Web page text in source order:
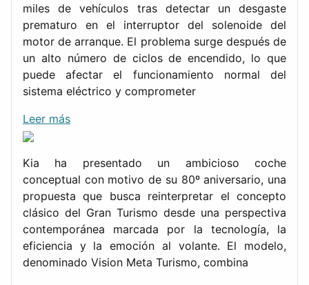
miles de vehículos tras detectar un desgaste
prematuro en el interruptor del solenoide del
motor de arranque. El problema surge después de
un alto número de ciclos de encendido, lo que
puede afectar el funcionamiento normal del
sistema eléctrico y comprometer
Leer más
Kia ha presentado un ambicioso coche
conceptual con motivo de su 80º aniversario, una
propuesta que busca reinterpretar el concepto
clásico del Gran Turismo desde una perspectiva
contemporánea marcada por la tecnología, la
eficiencia y la emoción al volante. El modelo,
denominado Vision Meta Turismo, combina